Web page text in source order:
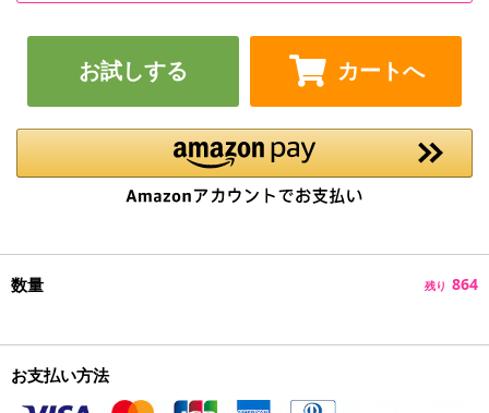
お試しする カートへ
数量 残り 864
お支払い方法